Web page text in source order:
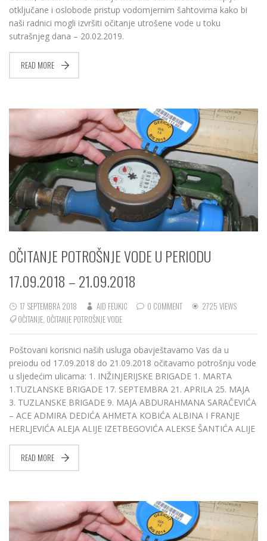
otključane i oslobode pristup vodomjernim šahtovima kako bi
naši radnici mogli izvršiti očitanje utrošene vode u toku
sutrašnjeg dana – 20.02.2019.
READ MORE
OČITANJE POTROŠNJE VODE U PERIODU
17.09.2018 – 21.09.2018
17 SEPTEMBRA 2018 AID FEUKIC 0 COMMENT
2725 VIEWS
OČITANJE, OČITANJE POTROŠNJE VODE
Poštovani korisnici naših usluga obavještavamo Vas da u
preiodu od 17.09.2018 do 21.09.2018 očitavamo potrošnju vode
u sljedećim ulicama: 1. INŽINJERIJSKE BRIGADE 1. MARTA
1.TUZLANSKE BRIGADE 17. SEPTEMBRA 21. APRILA 25. MAJA
3. TUZLANSKE BRIGADE 9. MAJA ABDURAHMANA SARAČEVIĆA
– ACE ADMIRA DEDIĆA AHMETA KOBIĆA ALBINA I FRANJE
HERLJEVIĆA ALEJA ALIJE IZETBEGOVIĆA ALEKSE ŠANTIĆA ALIJE
READ MORE